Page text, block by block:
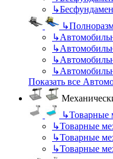
↳
↳
↳
↳
↳
↳
Показать все
↳Товарные
↳Товарные
↳Товарные
↳Товарные